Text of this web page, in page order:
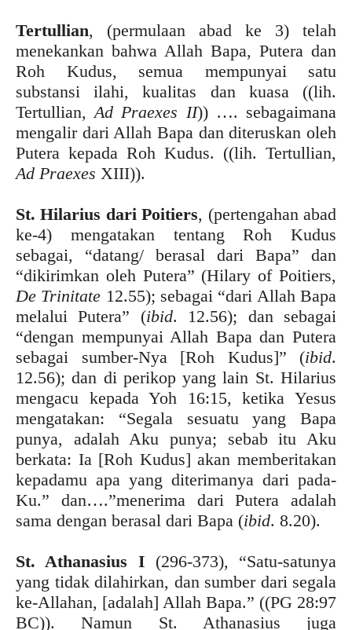
Tertullian, (permulaan abad ke 3) telah
menekankan bahwa Allah Bapa, Putera dan
Roh Kudus, semua mempunyai satu
substansi ilahi, kualitas dan kuasa ((lih.
Tertullian,Ad Praexes II)) …. sebagaimana
mengalir dari Allah Bapa dan diteruskan oleh
Putera kepada Roh Kudus. ((lih. Tertullian,
Ad Praexes XIII)).
St. Hilarius dari Poitiers, (pertengahan abad
ke-4) mengatakan tentang Roh Kudus
sebagai, “datang/ berasal dari Bapa” dan
“dikirimkan oleh Putera” (Hilary of Poitiers,
De Trinitate 12.55); sebagai “dari Allah Bapa
melalui Putera” (ibid. 12.56); dan sebagai
“dengan mempunyai Allah Bapa dan Putera
sebagai sumber-Nya [Roh Kudus]” (ibid.
12.56); dan di perikop yang lain St. Hilarius
mengacu kepada Yoh 16:15, ketika Yesus
mengatakan: “Segala sesuatu yang Bapa
punya, adalah Aku punya; sebab itu Aku
berkata: Ia [Roh Kudus] akan memberitakan
kepadamu apa yang diterimanya dari pada-
Ku.” dan….”menerima dari Putera adalah
sama dengan berasal dari Bapa (ibid. 8.20).
St. Athanasius I (296-373), “Satu-satunya
yang tidak dilahirkan, dan sumber dari segala
ke-Allahan, [adalah] Allah Bapa.” ((PG 28:97
BC)). Namun St. Athanasius juga